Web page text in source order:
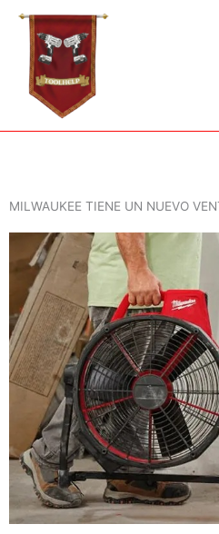
contenido
MILWAUKEE TIENE UN NUEVO